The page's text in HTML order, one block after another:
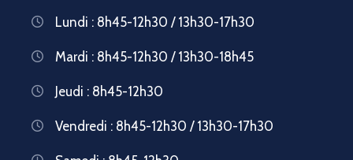
Lundi : 8h45-12h30 / 13h30-17h30
Mardi : 8h45-12h30 / 13h30-18h45
Jeudi : 8h45-12h30
Vendredi : 8h45-12h30 / 13h30-17h30